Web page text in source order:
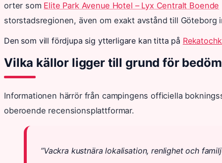
orter som Elite Park Avenue Hotel – Lyx Centralt Boende
storstadsregionen, även om exakt avstånd till Göteborg
Den som vill fördjupa sig ytterligare kan titta på
Vilka källor ligger till grund för
Informationen härrör från campingens officiella
oberoende recensionsplattformar.
”Vackra kustnära lokalisation, renlighet och